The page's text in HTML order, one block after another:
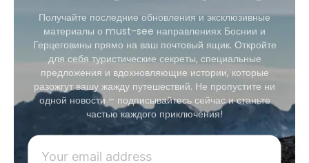
Получайте последние обновления и эксклюзивные
материалы о must-see направлениях Боснии и
Герцеговины прямо на ваш почтовый ящик. Откройте
для себя туристические секреты, специальные
предложения и вдохновляющие истории, которые
разожгут вашу жажду путешествий. Не пропустите ни
одной новости – подписывайтесь сейчас и станьте
частью каждого приключения!